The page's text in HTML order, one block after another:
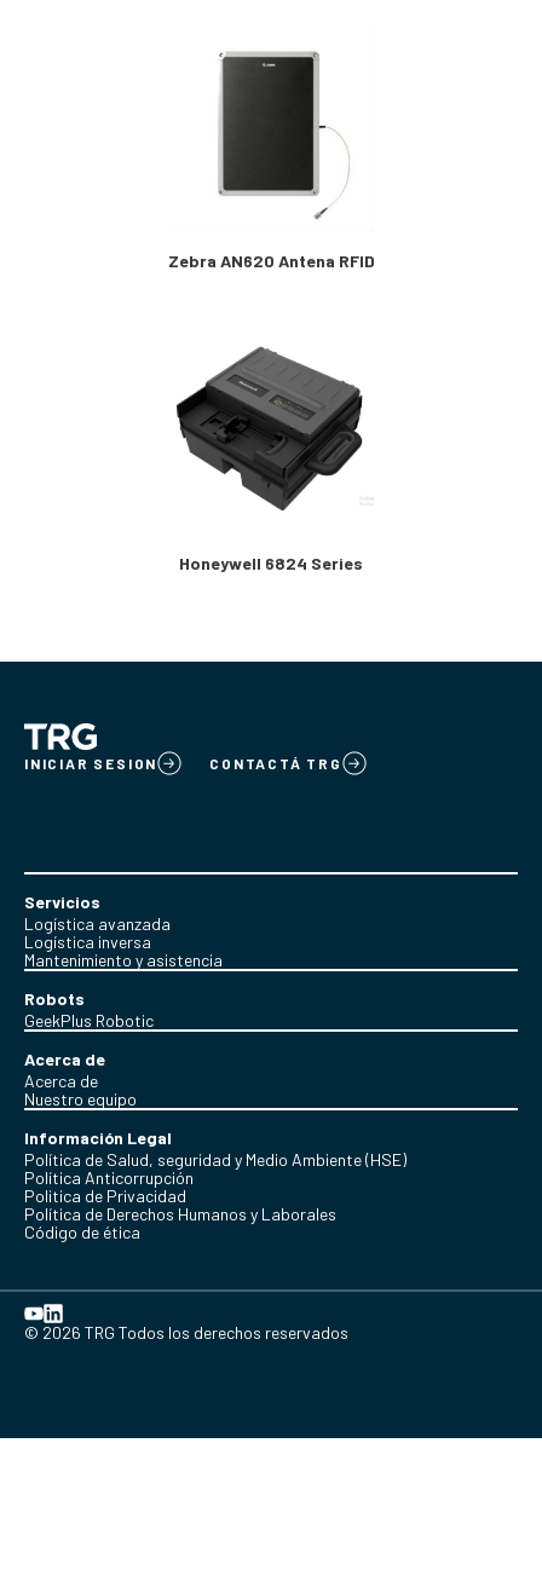
Zebra AN620 Antena RFID
Honeywell 6824 Series
INICIAR SESION CONTACTÁ TRG
Servicios
Logística avanzada
Logística inversa
Mantenimiento y asistencia
Robots
GeekPlus Robotic
Acerca de
Acerca de
Nuestro equipo
Información Legal
Política de Salud, seguridad y Medio Ambiente (HSE)
Política Anticorrupción
Politica de Privacidad
Política de Derechos Humanos y Laborales
Código de ética
© 2026 TRG Todos los derechos reservados